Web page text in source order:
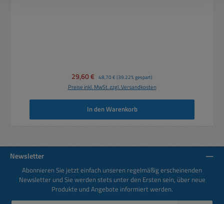
Verkaufspreis:
29,60 € Regulärer Preis:
48,70 € (39.22% gespart)
Preise inkl. MwSt. zzgl. Versandkosten
In den Warenkorb
Newsletter
Abonnieren Sie jetzt einfach unseren regelmäßig erscheinenden
Newsletter und Sie werden stets unter den Ersten sein, über neue
Produkte und Angebote informiert werden.